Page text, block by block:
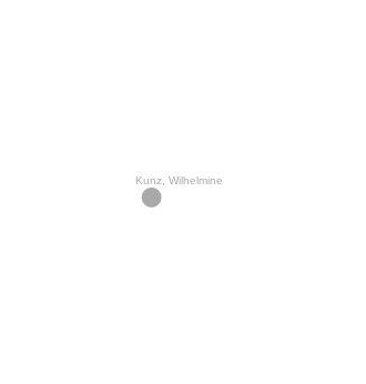
Kunz, Wilhelmine